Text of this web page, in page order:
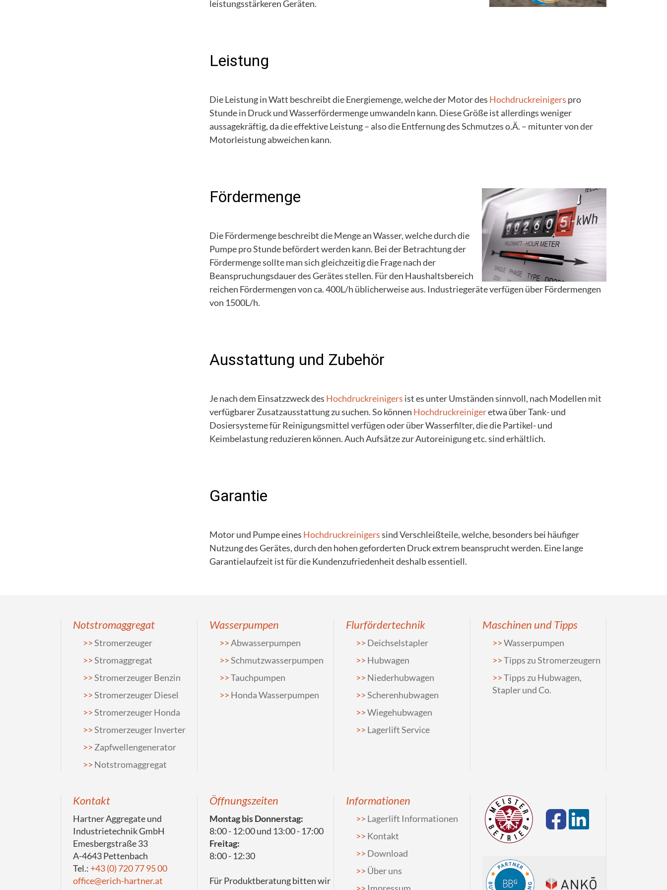
leistungsstärkeren Geräten.
Leistung
Die Leistung in Watt beschreibt die Energiemenge, welche der Motor des Hochdruckreinigers pro
Stunde in Druck und Wasserfördermenge umwandeln kann. Diese Größe ist allerdings weniger
aussagekräftig, da die effektive Leistung – also die Entfernung des Schmutzes o.Ä. – mitunter von der
Motorleistung abweichen kann.
Fördermenge
Die Fördermenge beschreibt die Menge an Wasser, welche durch die
Pumpe pro Stunde befördert werden kann. Bei der Betrachtung der
Fördermenge sollte man sich gleichzeitig die Frage nach der
Beanspruchungsdauer des Gerätes stellen. Für den Haushaltsbereich
reichen Fördermengen von ca. 400L/h üblicherweise aus. Industriegeräte verfügen über Fördermengen
von 1500L/h.
Ausstattung und Zubehör
Je nach dem Einsatzzweck des Hochdruckreinigers ist es unter Umständen sinnvoll, nach Modellen mit
verfügbarer Zusatzausstattung zu suchen. So können Hochdruckreinigeretwa über Tank- und
Dosiersysteme für Reinigungsmittel verfügen oder über Wasserfilter, die die Partikel- und
Keimbelastung reduzieren können. Auch Aufsätze zur Autoreinigung etc. sind erhältlich.
Garantie
Motor und Pumpe eines Hochdruckreinigerssind Verschleißteile, welche, besonders bei häufiger
Nutzung des Gerätes, durch den hohen geforderten Druck extrem beansprucht werden. Eine lange
Garantielaufzeit ist für die Kundenzufriedenheit deshalb essentiell.
Notstromaggregat
Stromerzeuger
Stromaggregat
Stromerzeuger Benzin
Stromerzeuger Diesel
Stromerzeuger Honda
Stromerzeuger Inverter
Zapfwellengenerator
Notstromaggregat
Wasserpumpen
Abwasserpumpen
Schmutzwasserpumpen
Tauchpumpen
Honda Wasserpumpen
Flurfördertechnik
Deichselstapler
Hubwagen
Niederhubwagen
Scherenhubwagen
Wiegehubwagen
Lagerlift Service
Maschinen und Tipps
Wasserpumpen
Tipps zu Stromerzeugern
Tipps zu Hubwagen,
Stapler und Co.
Kontakt
Hartner Aggregate und
Industrietechnik GmbH
Emesbergstraße 33
A-4643 Pettenbach
Tel.: +43 (0) 720 77 95 00
office@erich-hartner.at
Öffnungszeiten
Montag bis Donnerstag:
8:00 - 12:00 und 13:00 - 17:00
Freitag:
8:00 - 12:30
Für Produktberatung bitten wir
Informationen
Lagerlift Informationen
Kontakt
Download
Über uns